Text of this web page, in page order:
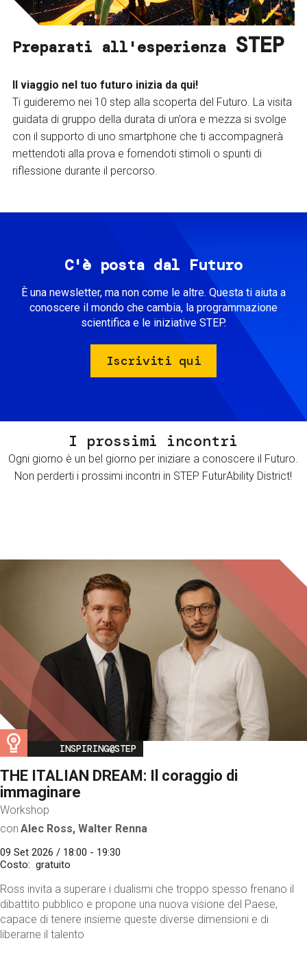
Preparati all'esperienza STEP
Il viaggio nel tuo futuro inizia da qui!
Ti guideremo nei 10 step alla scoperta del Futuro. La visita
guidata di gruppo della durata di un’ora e mezza si svolge
con il supporto di uno smartphone che ti accompagnerà
mettendoti alla prova e fornendoti stimoli o spunti di
riflessione durante il percorso.
C'è posta dal Futuro
È una newsletter, ma non come le altre. Questa ti aiuta a
conoscere il mondo che cambia, la programmazione
scientifica e le iniziative STEP.
Iscriviti qui
I prossimi incontri
Ogni giorno è un bel giorno per iniziare a conoscere il Futuro.
Non perderti i prossimi incontri in STEP FuturAbility District!
Image
INSPIRING@STEP
THE ITALIAN DREAM: Il coraggio di
immaginare
Workshop
con Alec Ross, Walter Renna
09 Set 2026 / 18:00 - 19:30
Costo
gratuito
Ross invita a superare i dualismi che troppo spesso frenano il
dibattito pubblico e propone una nuova visione del Paese,
capace di tenere insieme queste diverse dimensioni e di
liberarne il talento